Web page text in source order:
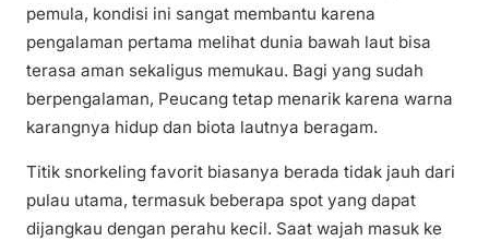
pemula, kondisi ini sangat membantu karena
pengalaman pertama melihat dunia bawah laut bisa
terasa aman sekaligus memukau. Bagi yang sudah
berpengalaman, Peucang tetap menarik karena warna
karangnya hidup dan biota lautnya beragam.
Titik snorkeling favorit biasanya berada tidak jauh dari
pulau utama, termasuk beberapa spot yang dapat
dijangkau dengan perahu kecil. Saat wajah masuk ke